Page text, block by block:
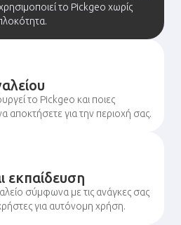
το Pickgeo χωρίς
το Pickgeo και ποιες
αποκτήσετε για την περιοχή σας.
εκπαίδευση
σύμφωνα με τις ανάγκες σας
για αυτόνομη χρήση.